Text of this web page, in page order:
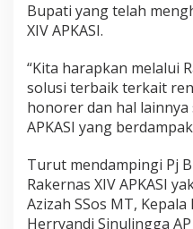
Bupati yang telah
XIV APKASI.
“Kita harapkan melalui
solusi terbaik terkait
honorer dan hal
APKASI yang
Turut mendampingi Pj
Rakernas XIV APKASI
Azizah SSos MT,
Herryandi Sinulingga